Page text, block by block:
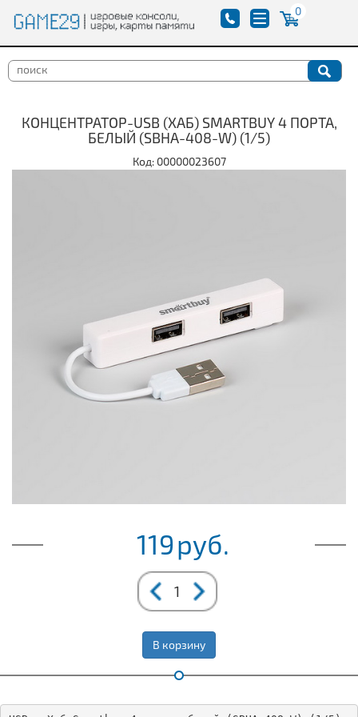
0
КОНЦЕНТРАТОР-USB (ХАБ) SMARTBUY 4 ПОРТА,
БЕЛЫЙ (SBHA-408-W) (1/5)
Код: 00000023607
119руб.
В корзину